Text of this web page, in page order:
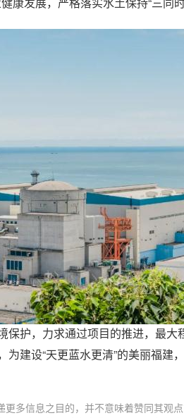
发展，严格落实水土保持“三同时
护，力求通过项目的推进，最大
建设“天更蓝水更清”的美丽福建
多信息之目的，并不意味着赞同其观